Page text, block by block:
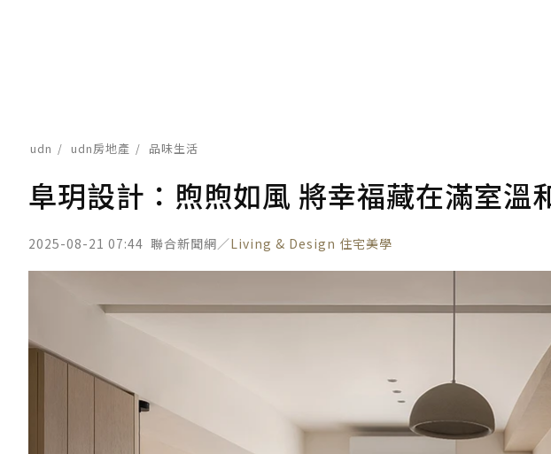
udn udn房地產 品味生活
阜玥設計：煦煦如風 將幸福藏在滿室溫
2025-08-21 07:44 聯合新聞網／Living & Design 住宅美學